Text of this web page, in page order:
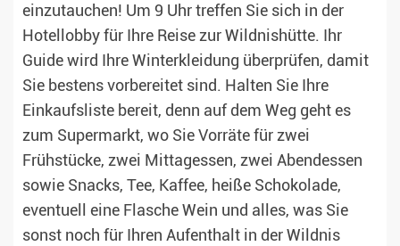
einzutauchen! Um 9 Uhr treffen Sie sich in der
Hotellobby für Ihre Reise zur Wildnishütte. Ihr
Guide wird Ihre Winterkleidung überprüfen, damit
Sie bestens vorbereitet sind. Halten Sie Ihre
Einkaufsliste bereit, denn auf dem Weg geht es
zum Supermarkt, wo Sie Vorräte für zwei
Frühstücke, zwei Mittagessen, zwei Abendessen
sowie Snacks, Tee, Kaffee, heiße Schokolade,
eventuell eine Flasche Wein und alles, was Sie
sonst noch für Ihren Aufenthalt in der Wildnis